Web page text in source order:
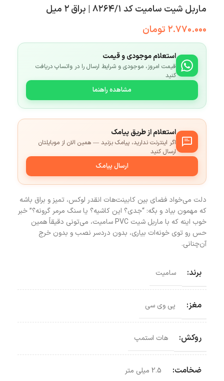
ماربل شیت سامیت کد ۸۲۶۴/۱ | براق ۲ میل
۲.۷۷۰.۰۰۰ تومان
استعلام موجودی و قیمت
قیمت امروز، موجودی و شرایط ارسال را در واتساپ دریافت
کنید
مشاهده راهنما
استعلام از طریق پیامک
اگر اینترنت ندارید، پیامک بزنید — همین الان از موبایلتان
ارسال کنید
ارسال پیامک
دلت می‌خواد فضای بین کابینت‌هات انقدر لوکس، تمیز و براق باشه
که مهمون بیاد و بگه: “جدی؟ این کاشیه؟ یا سنگ مرمر گرونه؟” خبر
خوب اینه که با ماربل شیت PVC سامیت، می‌تونی دقیقاً همین
حس رو توی خونه‌ات بیاری، بدون دردسر نصب و بدون خرج
آن‌چنانی.
برند: سامیت
مغز: پی وی سی
روکش: هات استمپ
ضخامت: 2.5 میلی متر